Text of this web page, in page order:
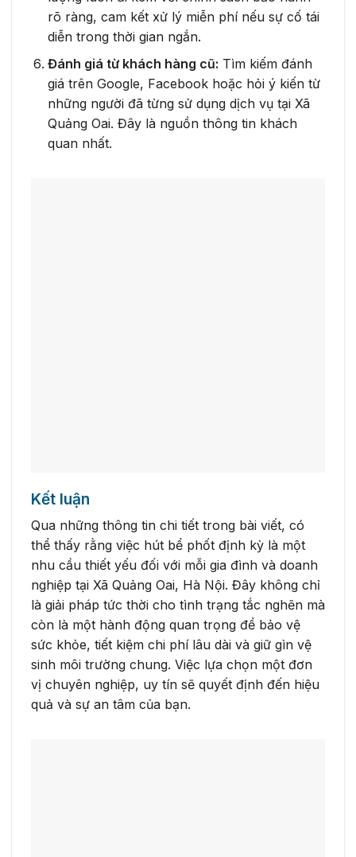
rõ ràng, cam kết xử lý miễn phí nếu sự cố tái
diễn trong thời gian ngắn.
Đánh giá từ khách hàng cũ: Tìm kiếm đánh
giá trên Google, Facebook hoặc hỏi ý kiến từ
những người đã từng sử dụng dịch vụ tại Xã
Quảng Oai. Đây là nguồn thông tin khách
quan nhất.
Kết luận
Qua những thông tin chi tiết trong bài viết, có
thể thấy rằng việc hút bể phốt định kỳ là một
nhu cầu thiết yếu đối với mỗi gia đình và doanh
nghiệp tại Xã Quảng Oai, Hà Nội. Đây không chỉ
là giải pháp tức thời cho tình trạng tắc nghẽn mà
còn là một hành động quan trọng để bảo vệ
sức khỏe, tiết kiệm chi phí lâu dài và giữ gìn vệ
sinh môi trường chung. Việc lựa chọn một đơn
vị chuyên nghiệp, uy tín sẽ quyết định đến hiệu
quả và sự an tâm của bạn.